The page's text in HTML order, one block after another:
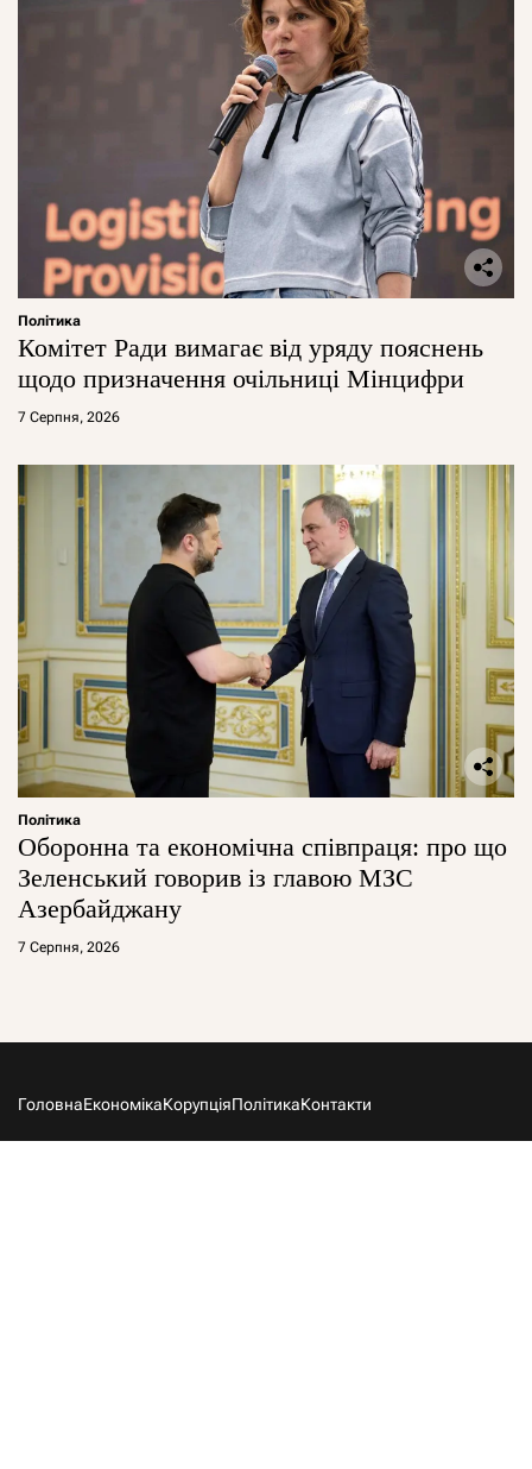
Політика
Комітет Ради вимагає від уряду пояснень
щодо призначення очільниці Мінцифри
7 Серпня, 2026
Політика
Оборонна та економічна співпраця: про що
Зеленський говорив із главою МЗС
Азербайджану
7 Серпня, 2026
ГоловнаЕкономікаКорупціяПолітикаКонтакти